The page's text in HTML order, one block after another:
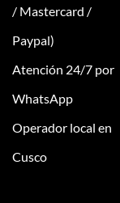
/ Mastercard /
Paypal)
Atención 24/7 por
WhatsApp
Operador local en
Cusco